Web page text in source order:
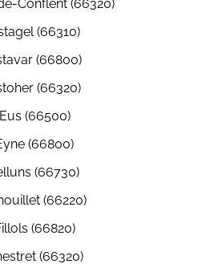
Conflent (66320)
(66310)
(66800)
(66320)
Eus (66500)
(66800)
(66730)
(66220)
(66820)
(66320)